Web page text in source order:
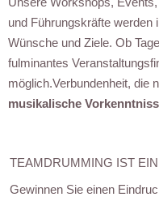
und Führungskräfte werden
Wünsche und Ziele. Ob
fulminantes
möglich.Verbundenheit, die
musikalische
TEAMDRUMMING IST
Gewinnen Sie einen